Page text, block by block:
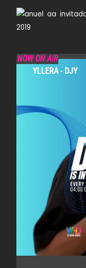
NOW ON AIR
YLLERA - DJY